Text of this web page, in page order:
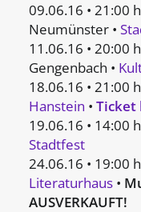
09.06.16 • 21:00
Neumünster •
11.06.16 • 20:00
Gengenbach •
18.06.16 • 21:00
Hanstein • Ticket
19.06.16 • 14:00
Stadtfest
24.06.16 • 19:00
Literaturhaus • M
AUSVERKAUFT!